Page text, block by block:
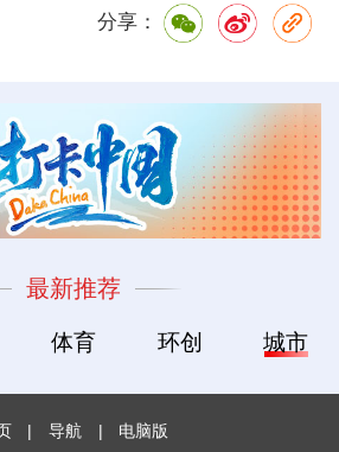
分享：
最新推荐
体育 环创 城市
| 导航 | 电脑版